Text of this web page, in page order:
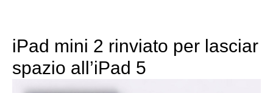
iPad mini 2 rinviato per lasciar
spazio all’iPad 5